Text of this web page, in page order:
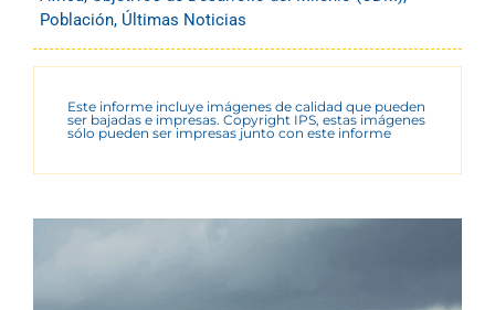
Población, Últimas Noticias
Este informe incluye imágenes de calidad que pueden
ser bajadas e impresas. Copyright IPS, estas imágenes
sólo pueden ser impresas junto con este informe